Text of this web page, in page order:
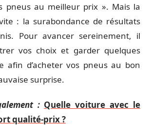
pneus au meilleur prix ». Mais la
: la surabondance de résultats
Pour avancer sereinement, il
vos choix et garder quelques
afin d’acheter vos pneus au bon
surprise.
: Quelle voiture avec le
qualité-prix ?